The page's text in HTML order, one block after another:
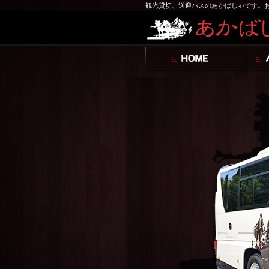
観光貸切、送迎バスのあかばしゃです。